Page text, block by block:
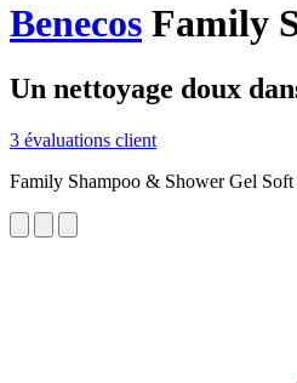
Benecos Family
Un nettoyage doux
3 évaluations client
Family Shampoo & Shower Gel Soft